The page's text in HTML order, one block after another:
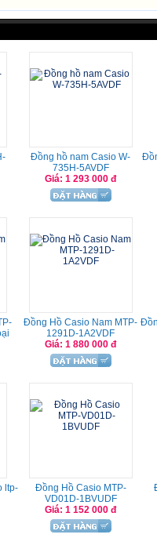
Đồng hồ nam Casio W-
735H-5AVDF
Giá: 1 293 000 đ
Đồng Hồ Casio Nam MTP-
1291D-1A2VDF
Giá: 1 880 000 đ
ltp-
Đồng Hồ Casio MTP-
VD01D-1BVUDF
Giá: 1 152 000 đ